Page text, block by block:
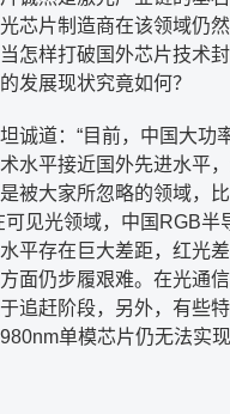
芯片制造商在该领域仍
怎样打破国外芯片技术
发展现状究竟如何？
诚道： “目前，中国大功
水平接近国外先进水平
被大家所忽略的领域，
可见光领域，中国 RGB半
平存在巨大差距，红光
面仍步履艰难。在光通
追赶阶段，另外，有些
980nm单模芯片仍无法实